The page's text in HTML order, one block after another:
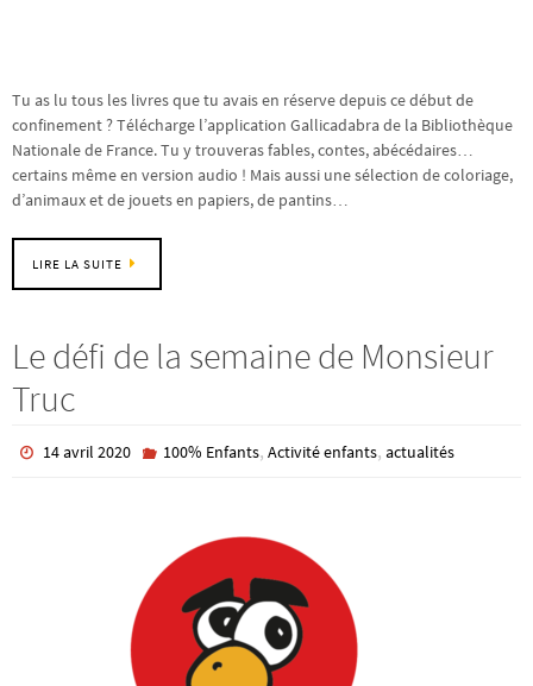
Tu as lu tous les livres que tu avais en réserve depuis ce début de
confinement ? Télécharge l’application Gallicadabra de la Bibliothèque
Nationale de France. Tu y trouveras fables, contes, abécédaires…
certains même en version audio ! Mais aussi une sélection de coloriage,
d’animaux et de jouets en papiers, de pantins…
LIRE LA SUITE
Le défi de la semaine de Monsieur
Truc
14 avril 2020 100% Enfants, Activité enfants, actualités